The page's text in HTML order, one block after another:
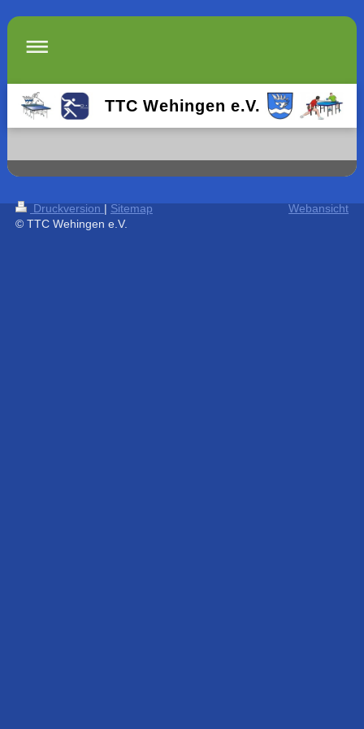
TTC Wehingen e.V.
Druckversion | Sitemap
© TTC Wehingen e.V.
Webansicht